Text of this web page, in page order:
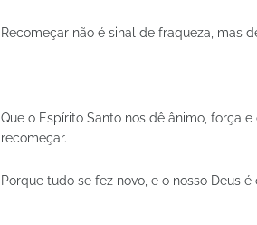
Recomeçar não é sinal de fraqueza, mas
Que o Espírito Santo nos dê ânimo, força
recomeçar.
Porque tudo se fez novo, e o nosso Deus